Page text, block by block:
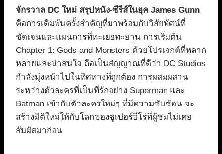
จักรวาล DC ใหม่ สรุปหนัง-ซีรีส์ในยุค James Gunn
คือการเดิมพันครั้งสำคัญที่มาพร้อมกับวิสัยทัศน์ที่
ชัดเจนและแผนการที่ทะเยอทะยาน การเริ่มต้น
Chapter 1: Gods and Monsters ด้วยโปรเจกต์ที่หลาก
หลายและน่าสนใจ ถือเป็นสัญญาณที่ดีว่า DC Studios
กำลังมุ่งหน้าไปในทิศทางที่ถูกต้อง การผสมผสาน
ระหว่างตัวละครที่เป็นที่รักอย่าง Superman และ
Batman เข้ากับตัวละครใหม่ๆ ที่มีความซับซ้อน จะ
สร้างมิติใหม่ให้กับโลกของซูเปอร์ฮีโร่ที่ผู้ชมไม่เคย
สัมผัสมาก่อน